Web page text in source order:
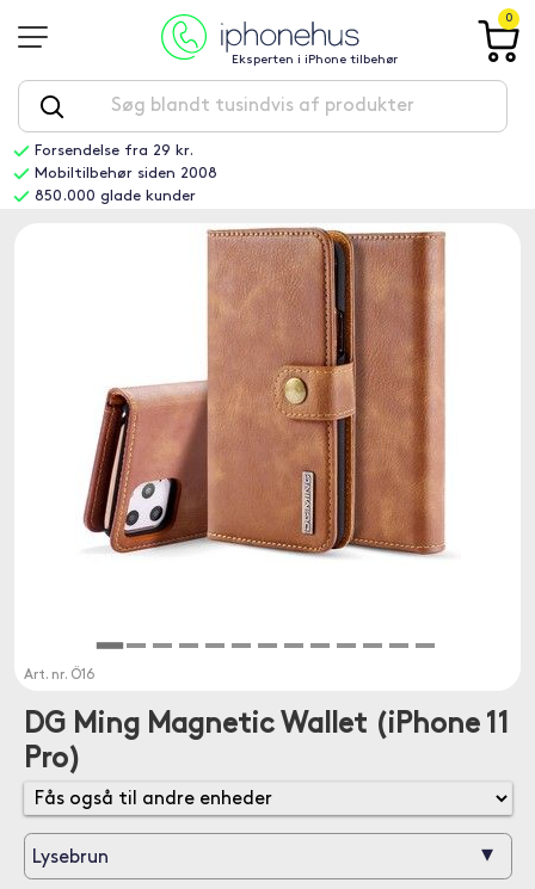
Eksperten i iPhone tilbehør
0
Forsendelse fra 29 kr.
Mobiltilbehør siden 2008
850.000 glade kunder
Art. nr. Ö16
DG Ming Magnetic Wallet (iPhone 11
Pro)
Lysebrun ▾